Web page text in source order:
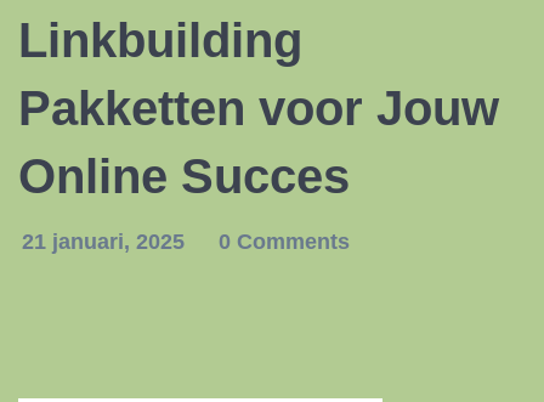
Linkbuilding
Pakketten voor Jouw
Online Succes
21 januari, 2025 0 Comments